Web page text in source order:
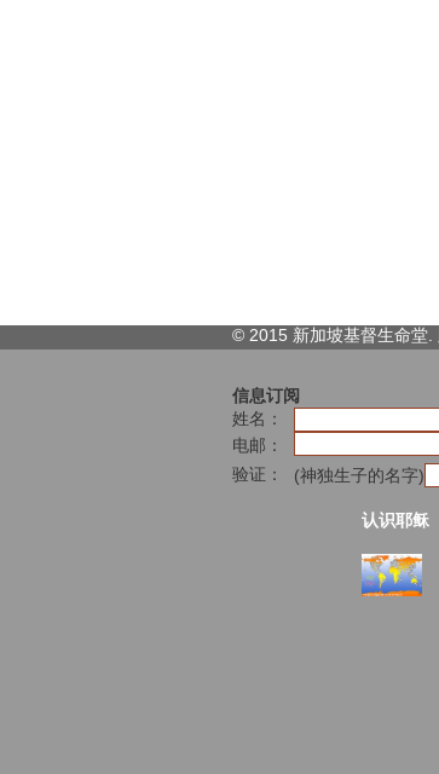
© 2015 新加坡基督生命堂.
信息订阅
姓名：
电邮：
验证：
(神独生子的名字)
认识耶稣